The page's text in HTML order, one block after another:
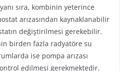
sıra, kombinin yeterince
arızasından kaynaklanabilir
değiştirilmesi gerekebilir.
birden fazla radyatöre su
ise pompa arızası
edilmesi gerekmektedir.